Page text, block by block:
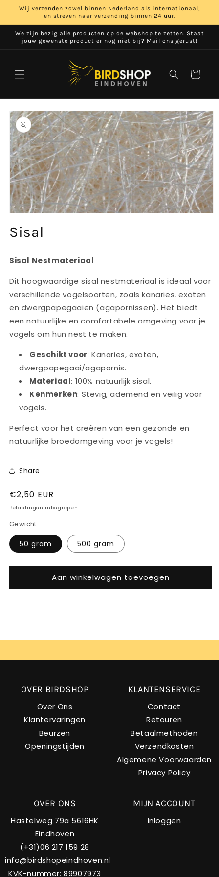
naar de
content
Wij verzenden zowel binnen Nederland als internationaal,
en streven naar verzending binnen 24 uur.
We zijn bezig alle producten op de webshop te zetten. Staat
jouw gewenste product er nog niet bij? Mail ons gerust!
Winkelwagen
direct naar
openen
in
Sisal
Sisal Nestmateriaal
Dit hoogwaardige sisal nestmateriaal is ideaal voor
verschillende vogelsoorten, zoals kanaries, exoten
en dwergpapegaaien (agapornissen). Het biedt
een natuurlijke en comfortabele omgeving voor je
vogels om hun nest te maken.
Geschikt voor: Kanaries, exoten,
dwergpapegaai/agapornis.
Materiaal: 100% natuurlijk sisal.
Kenmerken: Stevig, ademend en veilig voor
vogels.
Perfect voor het creëren van een gezonde en
natuurlijke broedomgeving voor je vogels!
Share
Normale
prijs
€2,50 EUR
Belastingen inbegrepen.
Gewicht
50 gram 500 gram
Aan winkelwagen toevoegen
OVER BIRDSHOP
Over Ons
Klantervaringen
Beurzen
Openingstijden
KLANTENSERVICE
Contact
Retouren
Betaalmethoden
Verzendkosten
Algemene Voorwaarden
Privacy Policy
OVER ONS
Hastelweg 79a 5616HK
Eindhoven
(+31)06 217 159 28
info@birdshopeindhoven.nl
KVK-nummer: 89907973
MIJN ACCOUNT
Inloggen